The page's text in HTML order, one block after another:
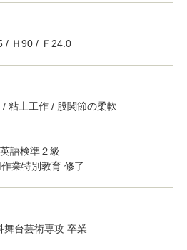
/ Ｈ90 / Ｆ24.0
粘土工作 / 股関節の柔軟
語検準２級
業特別教育 修了
舞台芸術専攻 卒業